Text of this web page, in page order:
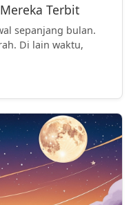
Terbit
sepanjang bulan.
Di lain waktu,